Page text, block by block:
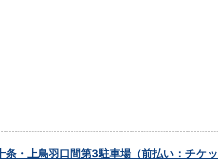
条・上鳥羽口間第3駐車場（前払い：チケ